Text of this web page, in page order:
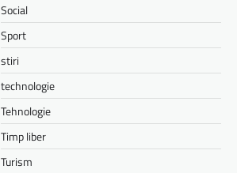
Social
Sport
stiri
technologie
Tehnologie
Timp liber
Turism